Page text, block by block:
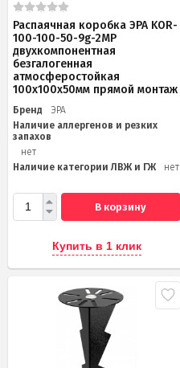
Распаячная коробка ЭРА KOR-
100-100-50-9g-2MP
двухкомпонентная
безгалогенная
атмосферостойкая
100х100х50мм прямой монтаж
Бренд
ЭРА
Наличие аллергенов и резких
запахов
нет
Наличие категории ЛВЖ и ГЖ
нет
В корзину
Купить в 1 клик